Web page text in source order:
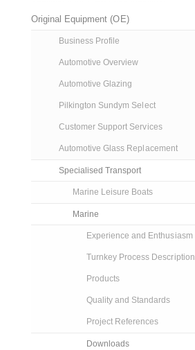
Original Equipment (OE)
Business Profile
Automotive Overview
Automotive Glazing
Pilkington Sundym Select
Customer Support Services
Automotive Glass Replacement
Specialised Transport
Marine Leisure Boats
Marine
Experience and Enthusiasm
Turnkey Process Description
Products
Quality and Standards
Project References
Downloads